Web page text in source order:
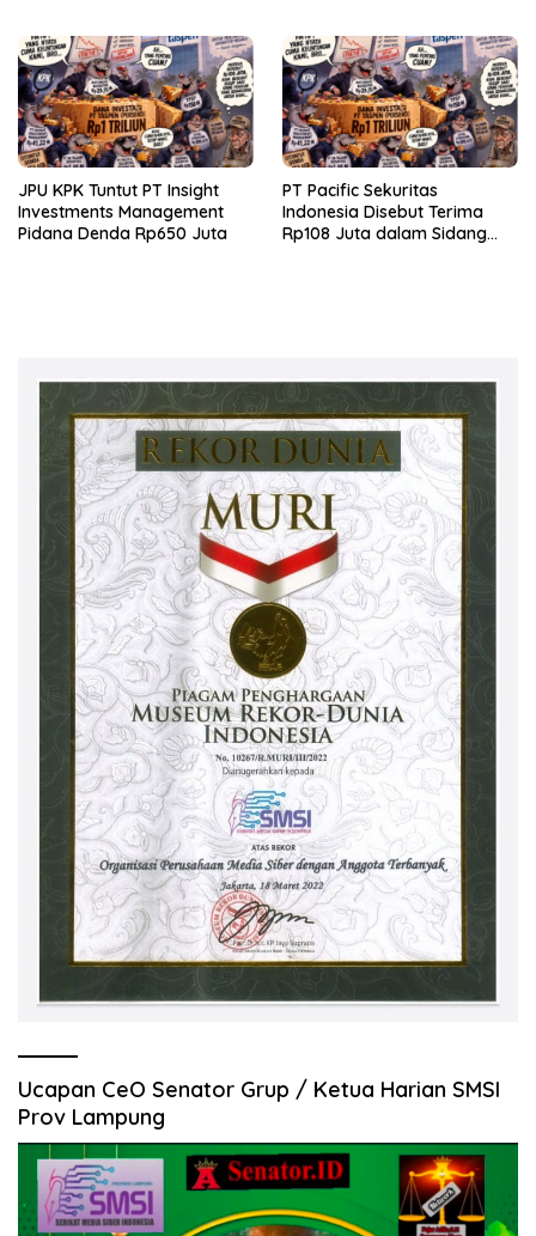
JPU KPK Tuntut PT Insight
Investments Management
Pidana Denda Rp650 Juta
PT Pacific Sekuritas
Indonesia Disebut Terima
Rp108 Juta dalam Sidang
Ucapan CeO Senator Grup / Ketua Harian SMSI
Prov Lampung